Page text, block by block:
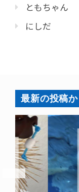
ともちゃん
にしだ
最新の投稿か